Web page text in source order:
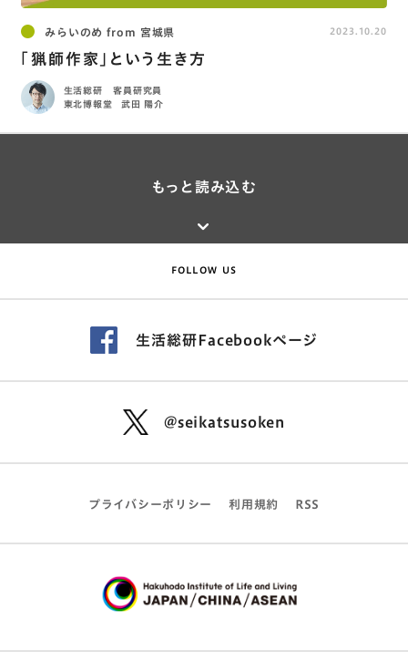
みらいのめ from 宮城県
「猟師作家」という生き方
生活総研 客員研究員
東北博報堂
武田 陽介
2023.10.20
もっと読み込む
FOLLOW US
生活総研Facebookページ
@seikatsusoken
プライバシーポリシー 利用規約 RSS